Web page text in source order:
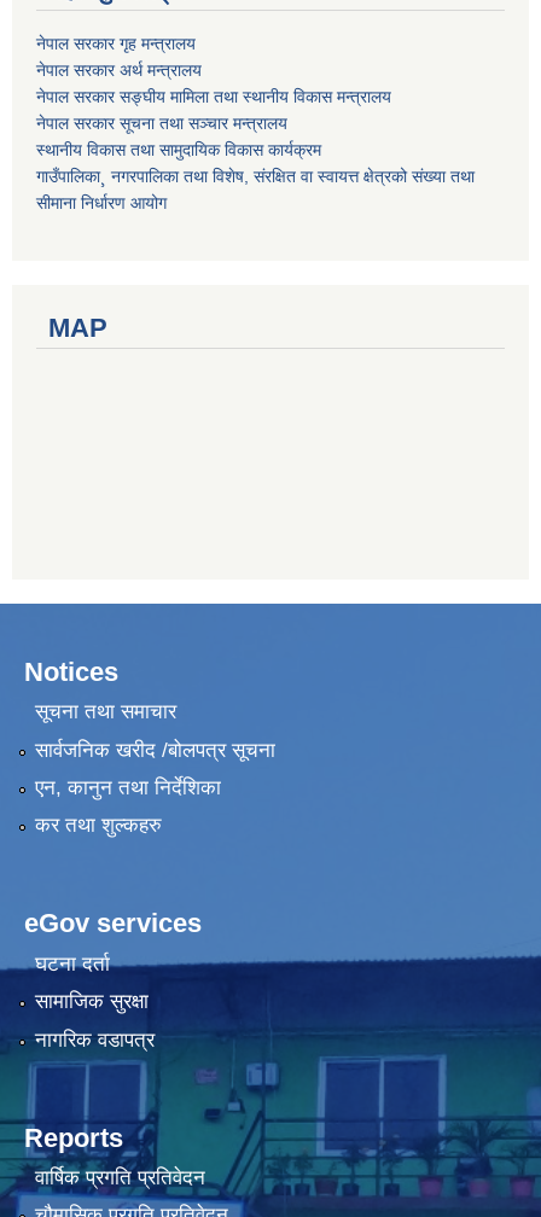
नेपाल सरकार गृह मन्त्रालय
नेपाल सरकार अर्थ मन्त्रालय
नेपाल सरकार सङ्घीय मामिला तथा स्थानीय विकास मन्त्रालय
नेपाल सरकार सूचना तथा सञ्चार मन्त्रालय
स्थानीय विकास तथा सामुदायिक विकास कार्यक्रम
गाउँपालिका¸ नगरपालिका तथा विशेष, संरक्षित वा स्वायत्त क्षेत्रको संख्या तथा
सीमाना निर्धारण आयोग
MAP
Notices
सूचना तथा समाचार
सार्वजनिक खरीद /बोलपत्र सूचना
एन, कानुन तथा निर्देशिका
कर तथा शुल्कहरु
eGov services
घटना दर्ता
सामाजिक सुरक्षा
नागरिक वडापत्र
Reports
वार्षिक प्रगति प्रतिवेदन